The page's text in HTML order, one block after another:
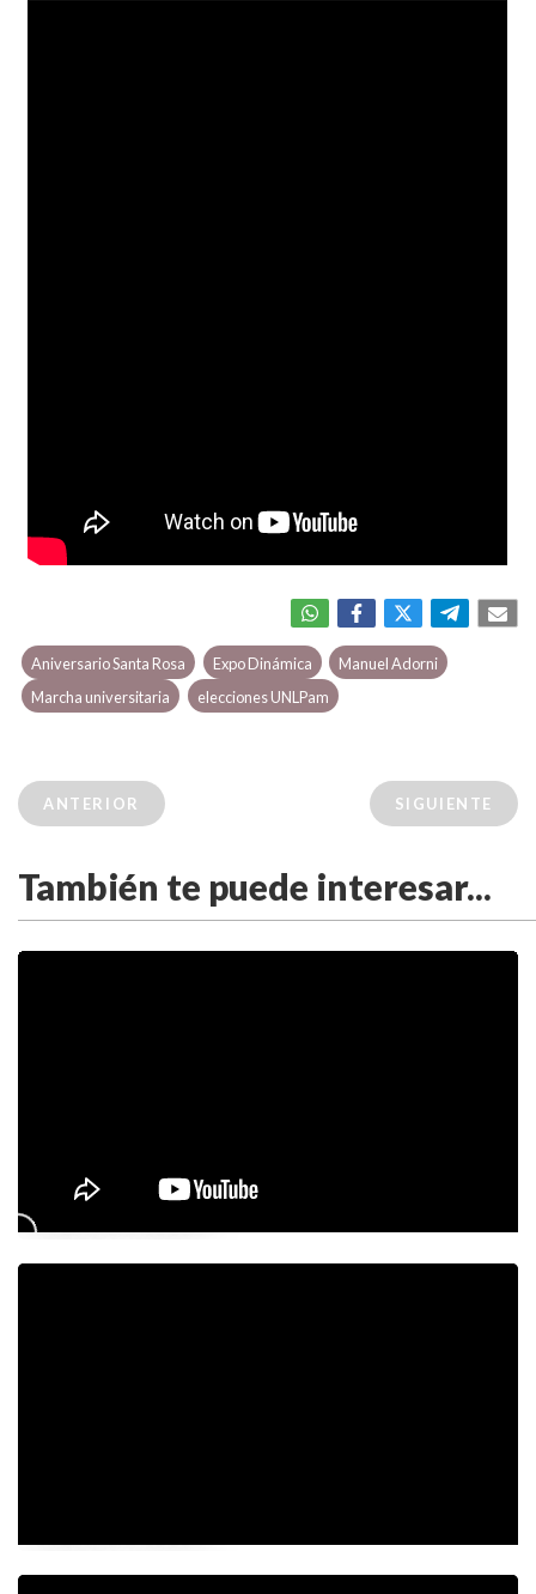
Aniversario Santa Rosa Expo Dinámica
Manuel Adorni
Marcha universitaria
elecciones UNLPam
ANTERIOR SIGUIENTE
También te puede interesar...
Videos de la semana